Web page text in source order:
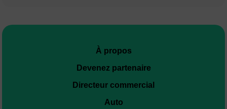
À propos
Devenez partenaire
Directeur commercial
Auto